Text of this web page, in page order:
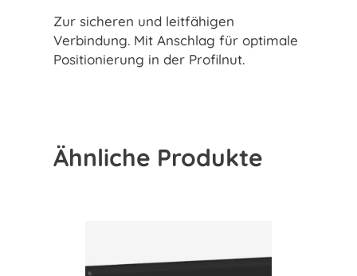
Zur sicheren und leitfähigen
Verbindung. Mit Anschlag für optimale
Positionierung in der Profilnut.
Ähnliche Produkte